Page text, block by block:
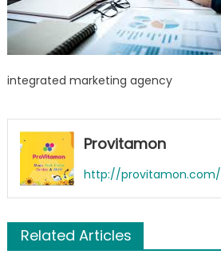
integrated marketing agency
Provitamon
http://provitamon.com/
Related Articles